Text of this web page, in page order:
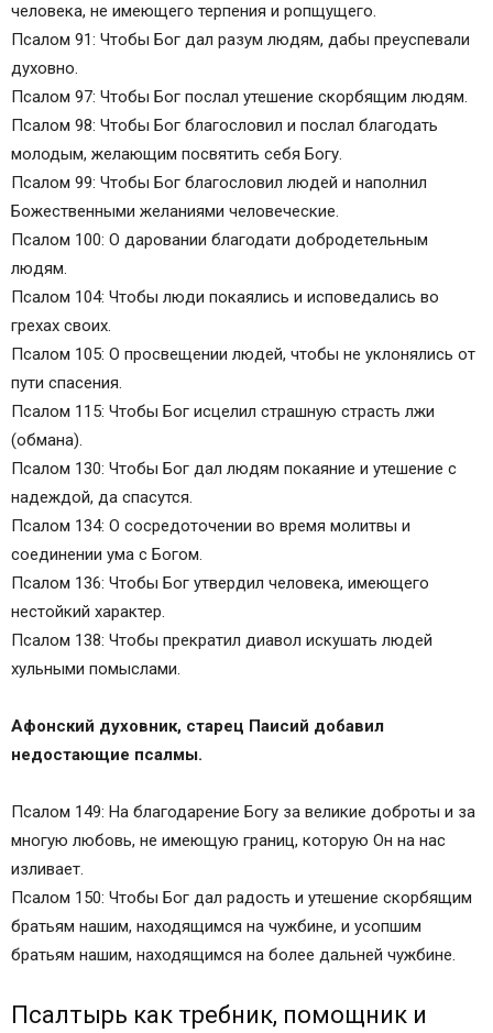
человека, не имеющего терпения и ропщущего.
Псалом 91: Чтобы Бог дал разум людям, дабы преуспевали
духовно.
Псалом 97: Чтобы Бог послал утешение скорбящим людям.
Псалом 98: Чтобы Бог благословил и послал благодать
молодым, желающим посвятить себя Богу.
Псалом 99: Чтобы Бог благословил людей и наполнил
Божественными желаниями человеческие.
Псалом 100: О даровании благодати добродетельным
людям.
Псалом 104: Чтобы люди покаялись и исповедались во
грехах своих.
Псалом 105: О просвещении людей, чтобы не уклонялись от
пути спасения.
Псалом 115: Чтобы Бог исцелил страшную страсть лжи
(обмана).
Псалом 130: Чтобы Бог дал людям покаяние и утешение с
надеждой, да спасутся.
Псалом 134: О сосредоточении во время молитвы и
соединении ума с Богом.
Псалом 136: Чтобы Бог утвердил человека, имеющего
нестойкий характер.
Псалом 138: Чтобы прекратил диавол искушать людей
хульными помыслами.
Афонский духовник, старец Паисий добавил
недостающие псалмы.
Псалом 149: На благодарение Богу за великие доброты и за
многую любовь, не имеющую границ, которую Он на нас
изливает.
Псалом 150: Чтобы Бог дал радость и утешение скорбящим
братьям нашим, находящимся на чужбине, и усопшим
братьям нашим, находящимся на более дальней чужбине.
Псалтырь как требник, помощник и